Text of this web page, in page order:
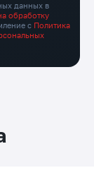
данных в
обработку
с Политика